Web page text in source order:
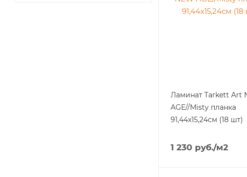
Ламинат Tarkett Art
AGE//Misty планка
91,44х15,24см (18 шт)
1 230 руб./м2